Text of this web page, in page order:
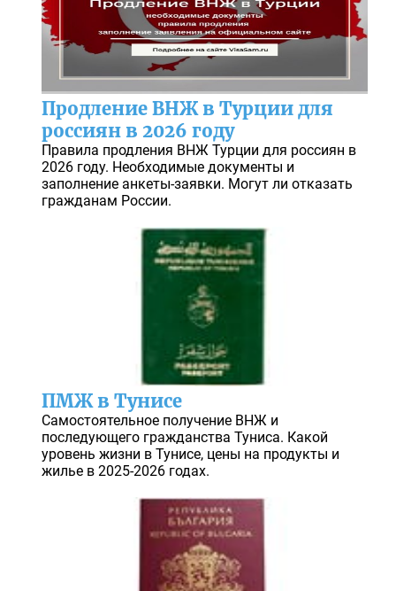
Продление ВНЖ в Турции для
россиян в 2026 году
Правила продления ВНЖ Турции для россиян в
2026 году. Необходимые документы и
заполнение анкеты-заявки. Могут ли отказать
гражданам России.
ПМЖ в Тунисе
Самостоятельное получение ВНЖ и
последующего гражданства Туниса. Какой
уровень жизни в Тунисе, цены на продукты и
жилье в 2025-2026 годах.